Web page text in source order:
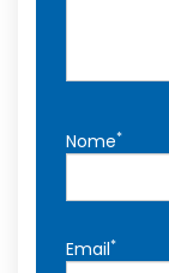
Nome*
Email*